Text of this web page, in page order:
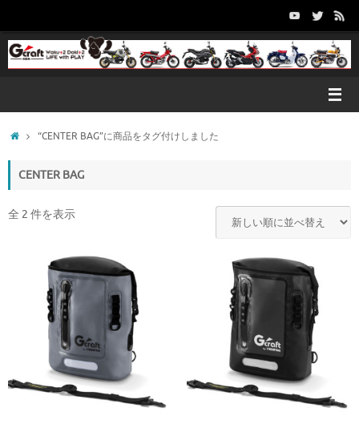
テ
ス
ホ
ム
“CENTER BAG”に商品をタグ付けしました
CENTER BAG
全 2 件を表示